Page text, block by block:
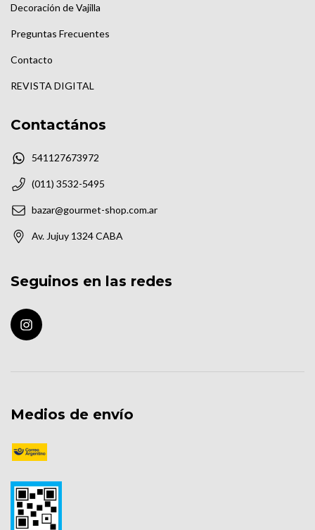
Decoración de Vajilla
Preguntas Frecuentes
Contacto
REVISTA DIGITAL
Contactános
541127673972
(011) 3532-5495
bazar@gourmet-shop.com.ar
Av. Jujuy 1324 CABA
Seguinos en las redes
Medios de envío